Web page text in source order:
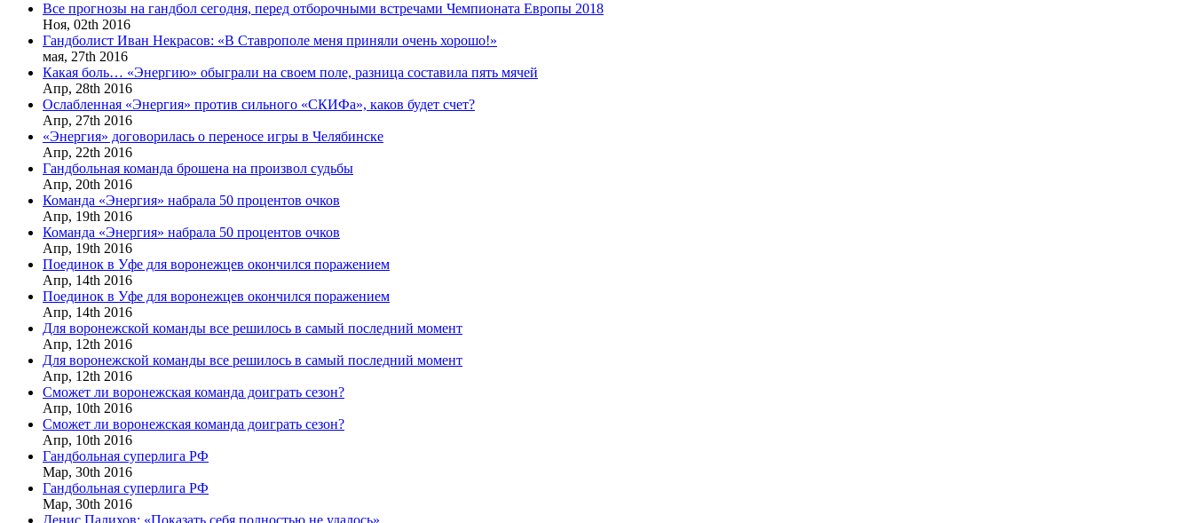
Все прогнозы на гандбол сегодня, перед отборочными встречами Чемпионата Европы 2018
Ноя, 02th 2016
Гандболист Иван Некрасов: «В Ставрополе меня приняли очень хорошо!»
мая, 27th 2016
Какая боль… «Энергию» обыграли на своем поле, разница составила пять мячей
Апр, 28th 2016
Ослабленная «Энергия» против сильного «СКИФа», каков будет счет?
Апр, 27th 2016
«Энергия» договорилась о переносе игры в Челябинске
Апр, 22th 2016
Гандбольная команда брошена на произвол судьбы
Апр, 20th 2016
Команда «Энергия» набрала 50 процентов очков
Апр, 19th 2016
Команда «Энергия» набрала 50 процентов очков
Апр, 19th 2016
Поединок в Уфе для воронежцев окончился поражением
Апр, 14th 2016
Поединок в Уфе для воронежцев окончился поражением
Апр, 14th 2016
Для воронежской команды все решилось в самый последний момент
Апр, 12th 2016
Для воронежской команды все решилось в самый последний момент
Апр, 12th 2016
Сможет ли воронежская команда доиграть сезон?
Апр, 10th 2016
Сможет ли воронежская команда доиграть сезон?
Апр, 10th 2016
Гандбольная суперлига РФ
Мар, 30th 2016
Гандбольная суперлига РФ
Мар, 30th 2016
Денис Палихов: «Показать себя полностью не удалось»